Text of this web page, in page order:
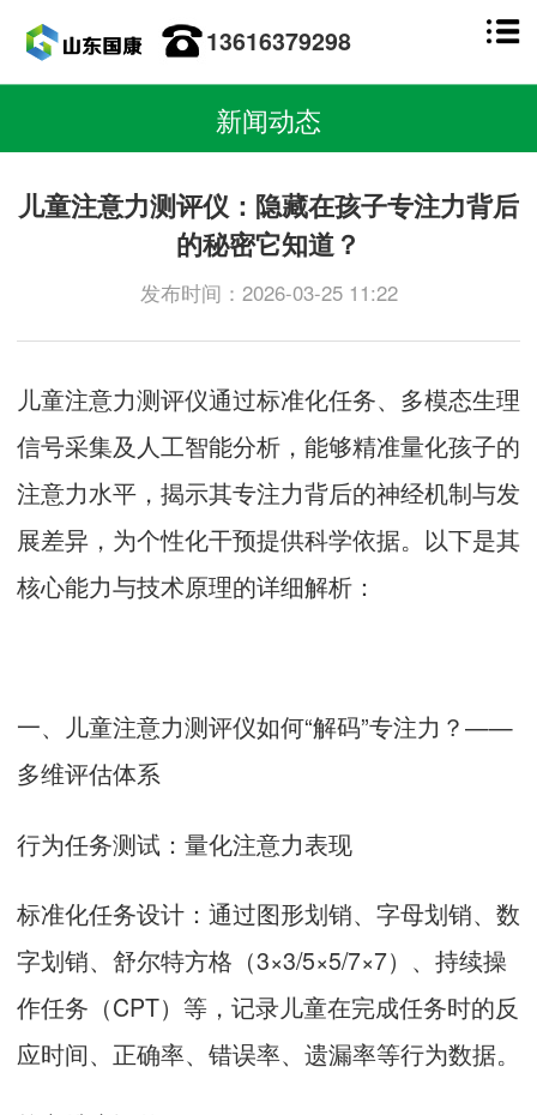
13616379298
新闻动态
儿童注意力测评仪：隐藏在孩子专注力背后
的秘密它知道？
发布时间：2026-03-25 11:22
儿童注意力测评仪通过标准化任务、多模态生理
信号采集及人工智能分析，能够精准量化孩子的
注意力水平，揭示其专注力背后的神经机制与发
展差异，为个性化干预提供科学依据。以下是其
核心能力与技术原理的详细解析：
一、儿童注意力测评仪如何“解码”专注力？——
多维评估体系
行为任务测试：量化注意力表现
标准化任务设计：通过图形划销、字母划销、数
字划销、舒尔特方格（3×3/5×5/7×7）、持续操
作任务（CPT）等，记录儿童在完成任务时的反
应时间、正确率、错误率、遗漏率等行为数据。